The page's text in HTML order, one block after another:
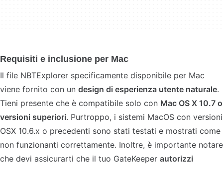
Requisiti e inclusione per Mac
Il file NBTExplorer specificamente disponibile per Mac
viene fornito con un design di esperienza utente naturale.
Tieni presente che è compatibile solo con Mac OS X 10.7 o
versioni superiori. Purtroppo, i sistemi MacOS con versioni
OSX 10.6.x o precedenti sono stati testati e mostrati come
non funzionanti correttamente. Inoltre, è importante notare
che devi assicurarti che il tuo GateKeeper autorizzi